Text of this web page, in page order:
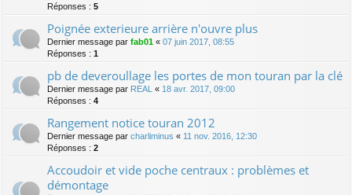
Réponses : 5
Poignée exterieure arrière n'ouvre plus
Dernier message par fab01 « 07 juin 2017, 08:55
Réponses : 1
pb de deveroullage les portes de mon touran par la clé
Dernier message par REAL « 18 avr. 2017, 09:00
Réponses : 4
Rangement notice touran 2012
Dernier message par charliminus « 11 nov. 2016, 12:30
Réponses : 2
Accoudoir et vide poche centraux : problèmes et
démontage